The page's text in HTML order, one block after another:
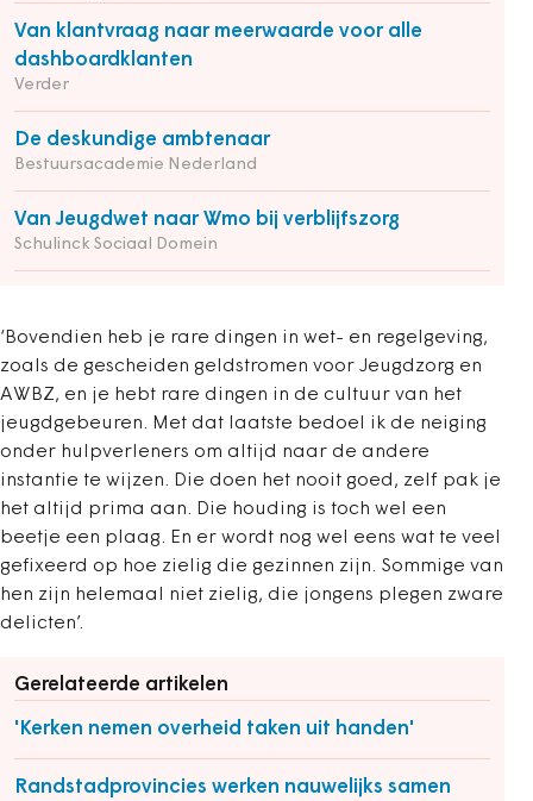
Van klantvraag naar meerwaarde voor alle
dashboardklanten
Verder
De deskundige ambtenaar
Bestuursacademie Nederland
Van Jeugdwet naar Wmo bij verblijfszorg
Schulinck Sociaal Domein
‘Bovendien heb je rare dingen in wet- en regelgeving,
zoals de gescheiden geldstromen voor Jeugdzorg en
AWBZ, en je hebt rare dingen in de cultuur van het
jeugdgebeuren. Met dat laatste bedoel ik de neiging
onder hulpverleners om altijd naar de andere
instantie te wijzen. Die doen het nooit goed, zelf pak je
het altijd prima aan. Die houding is toch wel een
beetje een plaag. En er wordt nog wel eens wat te veel
gefixeerd op hoe zielig die gezinnen zijn. Sommige van
hen zijn helemaal niet zielig, die jongens plegen zware
delicten’.
Gerelateerde artikelen
'Kerken nemen overheid taken uit handen'
Randstadprovincies werken nauwelijks samen